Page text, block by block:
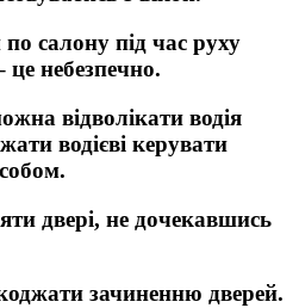
салону під час руху
це небезпечно.
відволікати водія
водієві керувати
двері, не дочекавшись
зачиненню дверей.